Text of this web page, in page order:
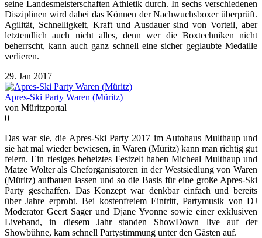
seine Landesmeisterschaften Athletik durch. In sechs verschiedenen
Disziplinen wird dabei das Können der Nachwuchsboxer überprüft.
Agilität, Schnelligkeit, Kraft und Ausdauer sind von Vorteil, aber
letztendlich auch nicht alles, denn wer die Boxtechniken nicht
beherrscht, kann auch ganz schnell eine sicher geglaubte Medaille
verlieren.
29. Jan 2017
Apres-Ski Party Waren (Müritz)
von Müritzportal
0
Das war sie, die Apres-Ski Party 2017 im Autohaus Multhaup und
sie hat mal wieder bewiesen, in Waren (Müritz) kann man richtig gut
feiern. Ein riesiges beheiztes Festzelt haben Micheal Multhaup und
Matze Wolter als Cheforganisatoren in der Westsiedlung von Waren
(Müritz) aufbauen lassen und so die Basis für eine große Apres-Ski
Party geschaffen. Das Konzept war denkbar einfach und bereits
über Jahre erprobt. Bei kostenfreiem Eintritt, Partymusik von DJ
Moderator Geert Sager und Djane Yvonne sowie einer exklusiven
Liveband, in diesem Jahr standen ShowDown live auf der
Showbühne, kam schnell Partystimmung unter den Gästen auf.